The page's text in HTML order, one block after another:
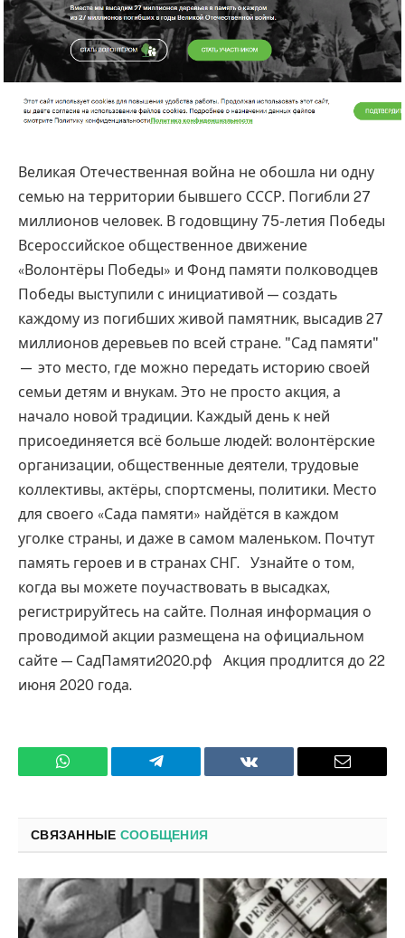
Великая Отечественная война не обошла ни одну
семью на территории бывшего СССР. Погибли 27
миллионов человек. В годовщину 75-летия Победы
Всероссийское общественное движение
«Волонтёры Победы» и Фонд памяти полководцев
Победы выступили с инициативой — создать
каждому из погибших живой памятник, высадив 27
миллионов деревьев по всей стране. "Сад памяти"
— это место, где можно передать историю своей
семьи детям и внукам. Это не просто акция, а
начало новой традиции. Каждый день к ней
присоединяется всё больше людей: волонтёрские
организации, общественные деятели, трудовые
коллективы, актёры, спортсмены, политики. Место
для своего «Сада памяти» найдётся в каждом
уголке страны, и даже в самом маленьком. Почтут
память героев и в странах СНГ. Узнайте о том,
когда вы можете поучаствовать в высадках,
регистрируйтесь на сайте. Полная информация о
проводимой акции размещена на официальном
сайте — СадПамяти2020.рф Акция продлится до 22
июня 2020 года.
WhatsApp Телеграмм ВКонтакте
СВЯЗАННЫЕ СООБЩЕНИЯ